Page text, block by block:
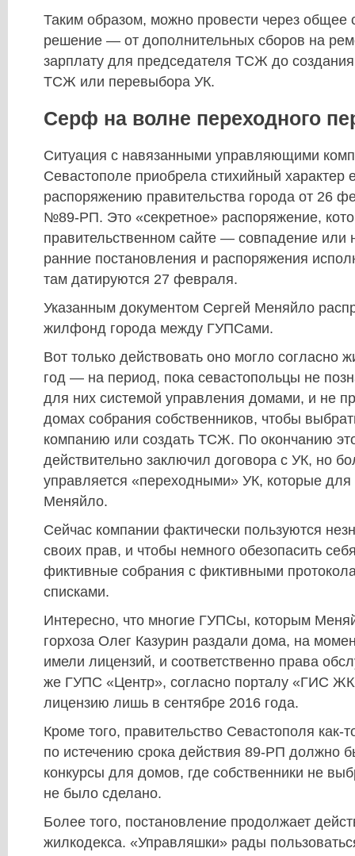
Таким образом, можно провести через общее
решение — от дополнительных сборов на
зарплату для председателя ТСЖ до создания
ТСЖ или перевыбора УК.
Серф на волне переходного
Ситуация с навязанными управляющими
Севастополе приобрела стихийный характер
распоряжению правительства города от 26
№89-РП. Это «секретное» распоряжение,
правительственном сайте — совпадение или
ранние постановления и распоряжения
там датируются 27 февраля.
Указанным документом Сергей Меняйло
жилфонд города между ГУПСами.
Вот только действовать оно могло согласно
год — на период, пока севастопольцы не
для них системой управления домами, и не
домах собрания собственников, чтобы
компанию или создать ТСЖ. По окончанию
действительно заключил договора с УК, но
управляется «переходными» УК, которые для
Меняйло.
Сейчас компании фактически пользуются
своих прав, и чтобы немного обезопасить
фиктивные собрания с фиктивными
списками.
Интересно, что многие ГУПСы, которым
горхоза Олег Казурин раздали дома, на
имели лицензий, и соответственно права
же ГУПС «Центр», согласно порталу «ГИС
лицензию лишь в сентябре 2016 года.
Кроме того, правительство Севастополя как-
по истечению срока действия 89-РП должно
конкурсы для домов, где собственники не
не было сделано.
Более того, постановление продолжает
жилкодекса. «Управляшки» рады